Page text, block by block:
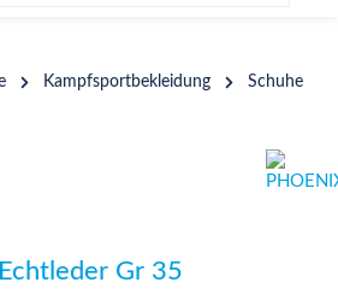
Kampfsportbekleidung Schuhe
Gr 35